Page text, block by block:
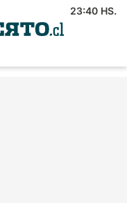
23:40 HS.